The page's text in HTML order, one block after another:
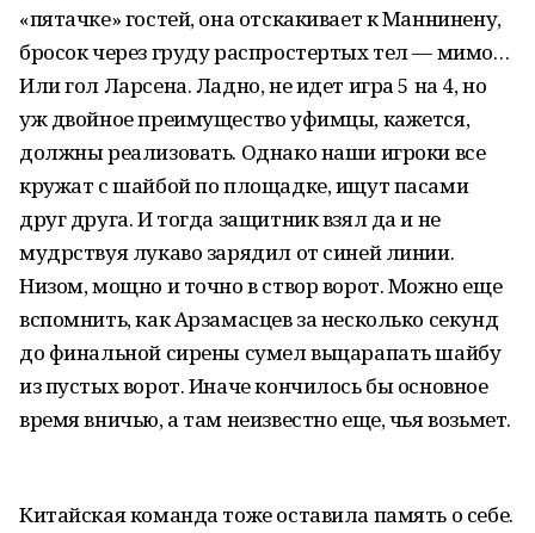
«пятачке» гостей, она отскакивает к Маннинену,
бросок через груду распростертых тел — мимо…
Или гол Ларсена. Ладно, не идет игра 5 на 4, но
уж двойное преимущество уфимцы, кажется,
должны реализовать. Однако наши игроки все
кружат с шайбой по площадке, ищут пасами
друг друга. И тогда защитник взял да и не
мудрствуя лукаво зарядил от синей линии.
Низом, мощно и точно в створ ворот. Можно еще
вспомнить, как Арзамасцев за несколько секунд
до финальной сирены сумел выцарапать шайбу
из пустых ворот. Иначе кончилось бы основное
время вничью, а там неизвестно еще, чья возьмет.
Китайская команда тоже оставила память о себе.